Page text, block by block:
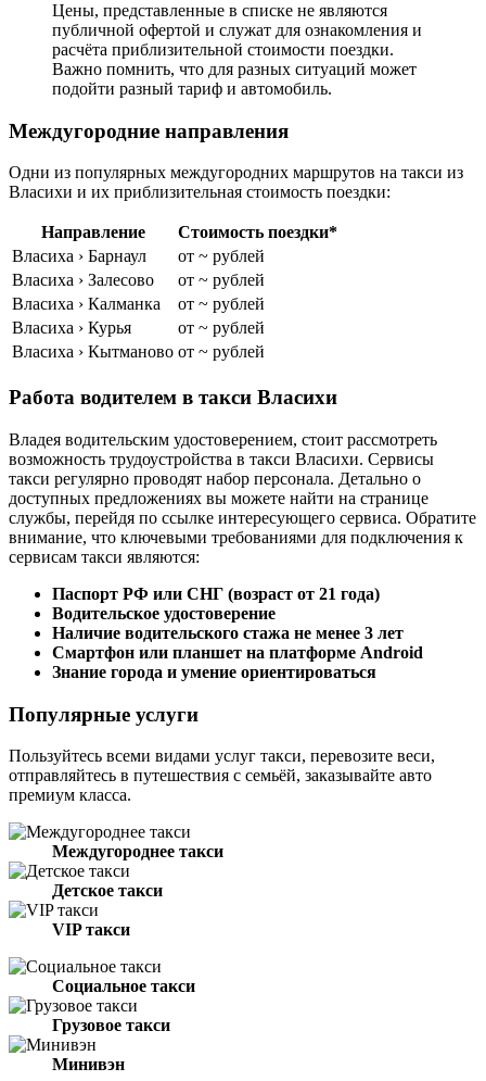
Цены, представленные в списке не являются
публичной офертой и служат для ознакомления и
расчёта приблизительной стоимости поездки.
Важно помнить, что для разных ситуаций может
подойти разный тариф и автомобиль.
Междугородние направления
Одни из популярных междугородних маршрутов на такси из
Власихи и их приблизительная стоимость поездки:
Направление
Стоимость поездки*
Власиха › Барнаул
от ~ рублей
Власиха › Залесово
от ~ рублей
Власиха › Калманка
от ~ рублей
Власиха › Курья
от ~ рублей
Власиха › Кытманово от ~ рублей
Работа водителем в такси Власихи
Владея водительским удостоверением, стоит рассмотреть
возможность трудоустройства в такси Власихи. Сервисы
такси регулярно проводят набор персонала. Детально о
доступных предложениях вы можете найти на странице
службы, перейдя по ссылке интересующего сервиса. Обратите
внимание, что ключевыми требованиями для подключения к
сервисам такси являются:
Паспорт РФ или СНГ (возраст от 21 года)
Водительское удостоверение
Наличие водительского стажа не менее 3 лет
Смартфон или планшет на платформе Android
Знание города и умение ориентироваться
Популярные услуги
Пользуйтесь всеми видами услуг такси, перевозите веси,
отправляйтесь в путешествия с семьёй, заказывайте авто
премиум класса.
Междугороднее такси
Детское такси
VIP такси
Социальное такси
Грузовое такси
Минивэн